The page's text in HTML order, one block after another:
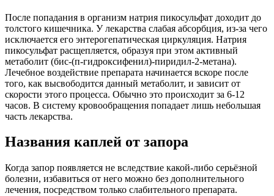
После попадания в организм натрия пикосульфат доходит до
толстого кишечника. У лекарства слабая абсорбция, из-за чего
исключается его энтерогепатическая циркуляция. Натрия
пикосульфат расщепляется, образуя при этом активный
метаболит (бис-(п-гидроксифенил)-пиридил-2-метана).
Лечебное воздействие препарата начинается вскоре после
того, как высвободится данный метаболит, и зависит от
скорости этого процесса. Обычно это происходит за 6-12
часов. В систему кровообращения попадает лишь небольшая
часть лекарства.
Названия каплей от запора
Когда запор появляется не вследствие какой-либо серьёзной
болезни, избавиться от него можно без дополнительного
лечения, посредством только слабительного препарата.